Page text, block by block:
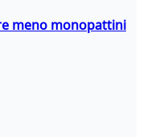
meno monopattini